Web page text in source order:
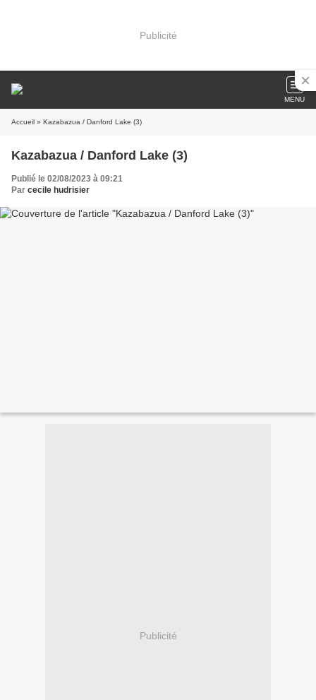
Publicité
MENU
Accueil » Kazabazua / Danford Lake (3)
Kazabazua / Danford Lake (3)
Publié le 02/08/2023 à 09:21
Par cecile hudrisier
Publicité